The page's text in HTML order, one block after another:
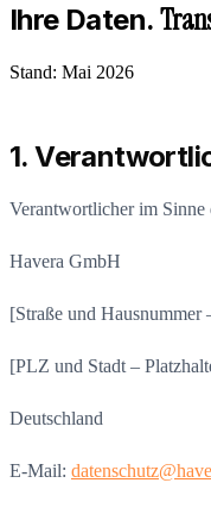
Ihre Daten.
Stand: Mai 2026
1.
Verantwortlicher im Sinne
Havera GmbH
[Straße und Hausnummer
[PLZ und Stadt –
Deutschland
E-Mail: